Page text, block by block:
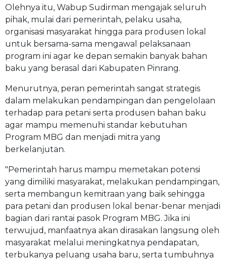
Olehnya itu, Wabup Sudirman mengajak seluruh
pihak, mulai dari pemerintah, pelaku usaha,
organisasi masyarakat hingga para produsen lokal
untuk bersama-sama mengawal pelaksanaan
program ini agar ke depan semakin banyak bahan
baku yang berasal dari Kabupaten Pinrang.
Menurutnya, peran pemerintah sangat strategis
dalam melakukan pendampingan dan pengelolaan
terhadap para petani serta produsen bahan baku
agar mampu memenuhi standar kebutuhan
Program MBG dan menjadi mitra yang
berkelanjutan.
"Pemerintah harus mampu memetakan potensi
yang dimiliki masyarakat, melakukan pendampingan,
serta membangun kemitraan yang baik sehingga
para petani dan produsen lokal benar-benar menjadi
bagian dari rantai pasok Program MBG. Jika ini
terwujud, manfaatnya akan dirasakan langsung oleh
masyarakat melalui meningkatnya pendapatan,
terbukanya peluang usaha baru, serta tumbuhnya